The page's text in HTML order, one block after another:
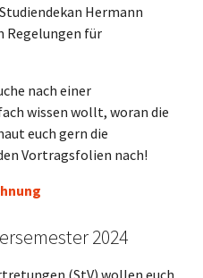
Hermann
Regelungen für
nach einer
wissen wollt, woran die
euch gern die
Vortragsfolien nach!
2024
(StV) wollen euch